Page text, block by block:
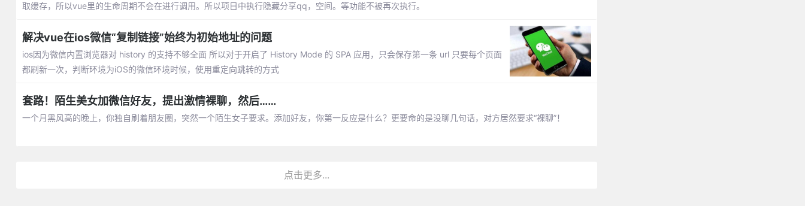
取缓存，所以vue里的生命周期不会在进行调用。所以项目中执行隐藏分享qq，空间。等功能不被再次执行。
解决vue在ios微信“复制链接”始终为初始地址的问题
ios因为微信内置浏览器对 history 的支持不够全面 所以对于开启了 History Mode 的 SPA 应用，只会保存第一条 url 只要每个页面
都刷新一次，判断环境为iOS的微信环境时候，使用重定向跳转的方式
套路！陌生美女加微信好友，提出激情裸聊，然后……
一个月黑风高的晚上，你独自刷着朋友圈，突然一个陌生女子要求。添加好友，你第一反应是什么？更要命的是没聊几句话，对方居然要求“裸聊”！
点击更多...